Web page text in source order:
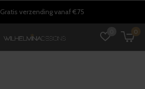
0
Gratis verzending vanaf €75